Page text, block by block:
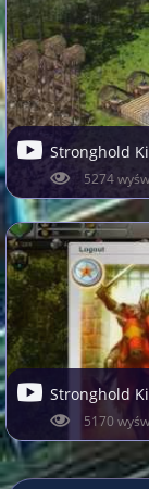
Stronghold
5274
Stronghold
5170